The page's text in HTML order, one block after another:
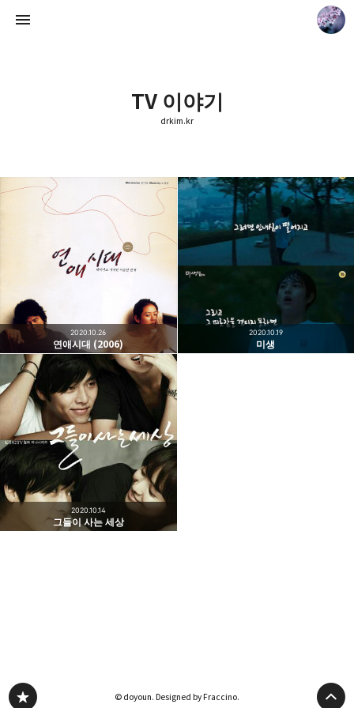
TV 이야기
drkim.kr
연애시대 (2006)
2020.10.26
미생
2020.10.19
그들이 사는 세상
2020.10.14
drkim.kr
doyoun
© doyoun. Designed by Fraccino.